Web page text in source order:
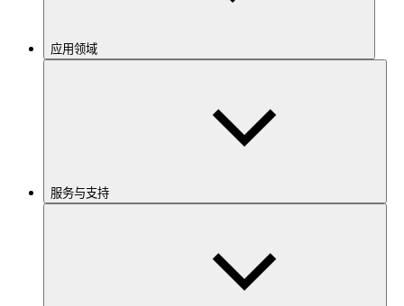
应用领域
服务与支持